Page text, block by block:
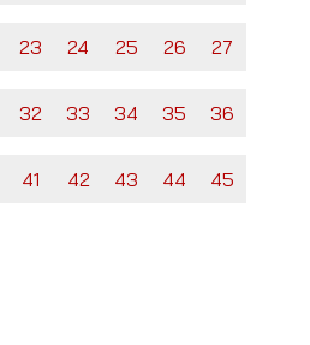
23 24 25 26 27
32 33 34 35 36
41 42 43 44 45